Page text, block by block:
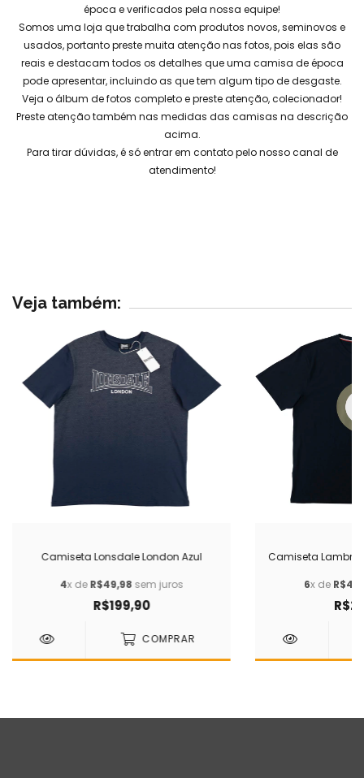
época e verificados pela nossa equipe!
Somos uma loja que trabalha com produtos novos, seminovos e
usados, portanto preste muita atenção nas fotos, pois elas são
reais e destacam todos os detalhes que uma camisa de época
pode apresentar, incluindo as que tem algum tipo de desgaste.
Veja o álbum de fotos completo e preste atenção, colecionador!
Preste atenção também nas medidas das camisas na descrição
acima.
Para tirar dúvidas, é só entrar em contato pelo nosso canal de
atendimento!
Veja também:
Camiseta Lonsdale London Azul
4x deR$49,98 sem juros
R$199,90
COMPRAR
Camiseta
6x de